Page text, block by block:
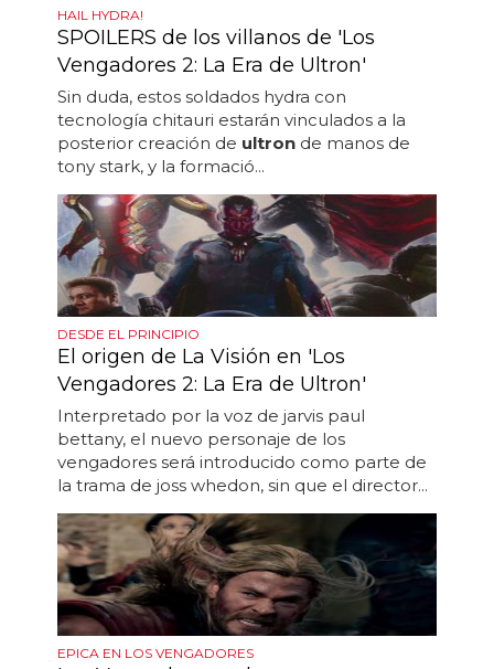
HAIL HYDRA!
SPOILERS de los villanos de 'Los
Vengadores 2: La Era de Ultron'
Sin duda, estos soldados hydra con
tecnología chitauri estarán vinculados a la
posterior creación de ultron de manos de
tony stark, y la formació...
DESDE EL PRINCIPIO
El origen de La Visión en 'Los
Vengadores 2: La Era de Ultron'
Interpretado por la voz de jarvis paul
bettany, el nuevo personaje de los
vengadores será introducido como parte de
la trama de joss whedon, sin que el director...
EPICA EN LOS VENGADORES